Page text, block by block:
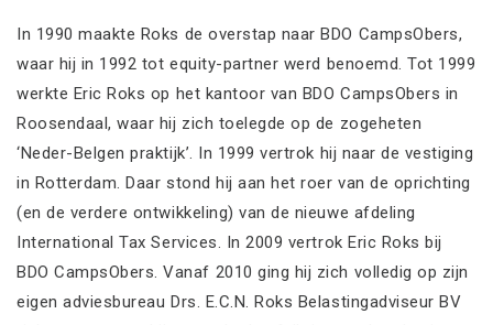
In 1990 maakte Roks de overstap naar BDO CampsObers,
waar hij in 1992 tot equity-partner werd benoemd. Tot 1999
werkte Eric Roks op het kantoor van BDO CampsObers in
Roosendaal, waar hij zich toelegde op de zogeheten
‘Neder-Belgen praktijk’. In 1999 vertrok hij naar de vestiging
in Rotterdam. Daar stond hij aan het roer van de oprichting
(en de verdere ontwikkeling) van de nieuwe afdeling
International Tax Services. In 2009 vertrok Eric Roks bij
BDO CampsObers. Vanaf 2010 ging hij zich volledig op zijn
eigen adviesbureau Drs. E.C.N. Roks Belastingadviseur BV